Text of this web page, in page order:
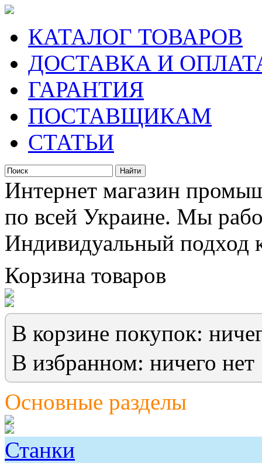
КАТАЛОГ ТОВАРОВ
ДОСТАВКА И
ГАРАНТИЯ
ПОСТАВЩИКАМ
СТАТЬИ
Интернет магазин
по всей Украине. Мы
Индивидуальный подход
Корзина товаров
В корзине покупок:
В избранном: ничего нет
Основные разделы
Станки